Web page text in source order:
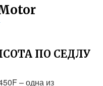
ПО СЕДЛУ
– одна из